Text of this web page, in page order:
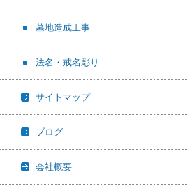
墓地造成工事
法名・戒名彫り
サイトマップ
ブログ
会社概要